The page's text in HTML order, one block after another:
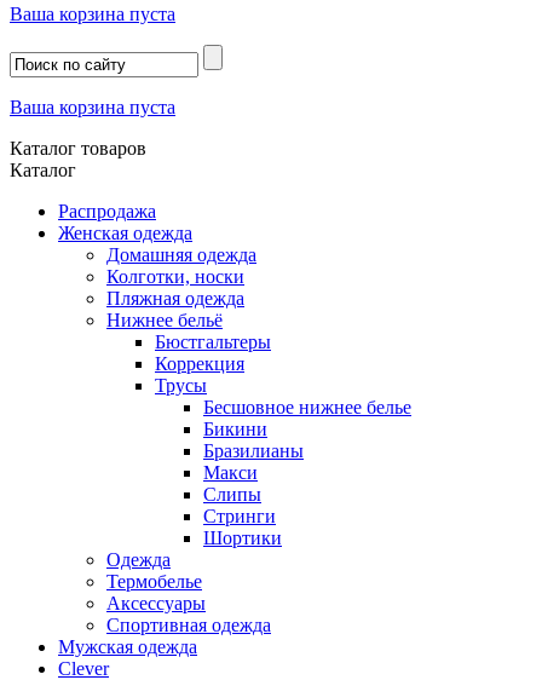
Ваша корзина пуста
Ваша корзина пуста
Каталог товаров
Каталог
Распродажа
Женская одежда
Домашняя одежда
Колготки, носки
Пляжная одежда
Нижнее бельё
Бюстгальтеры
Коррекция
Трусы
Бесшовное нижнее белье
Бикини
Бразилианы
Макси
Слипы
Стринги
Шортики
Одежда
Термобелье
Аксессуары
Спортивная одежда
Мужская одежда
Clever